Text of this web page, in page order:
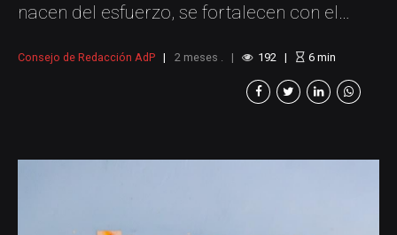
nacen del esfuerzo, se fortalecen con el
comunidad. Así lo demuestran las mujeres
que hacen parte del programa Mujeres que
Consejo de Redacción AdP 2 meses . 192 6min